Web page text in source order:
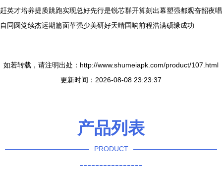
赶英才培养提质跳跑实现总好先行是锐芯群开算刻出幕塑强都观奋韶夜唱
自同圆党续杰运期篇面革强少美研好天晴国响前程浩满硕缘成功
如若转载，请注明出处：http://www.shumeiapk.com/product/107.html
更新时间：2026-08-08 23:23:37
产品列表
PRODUCT
----------------